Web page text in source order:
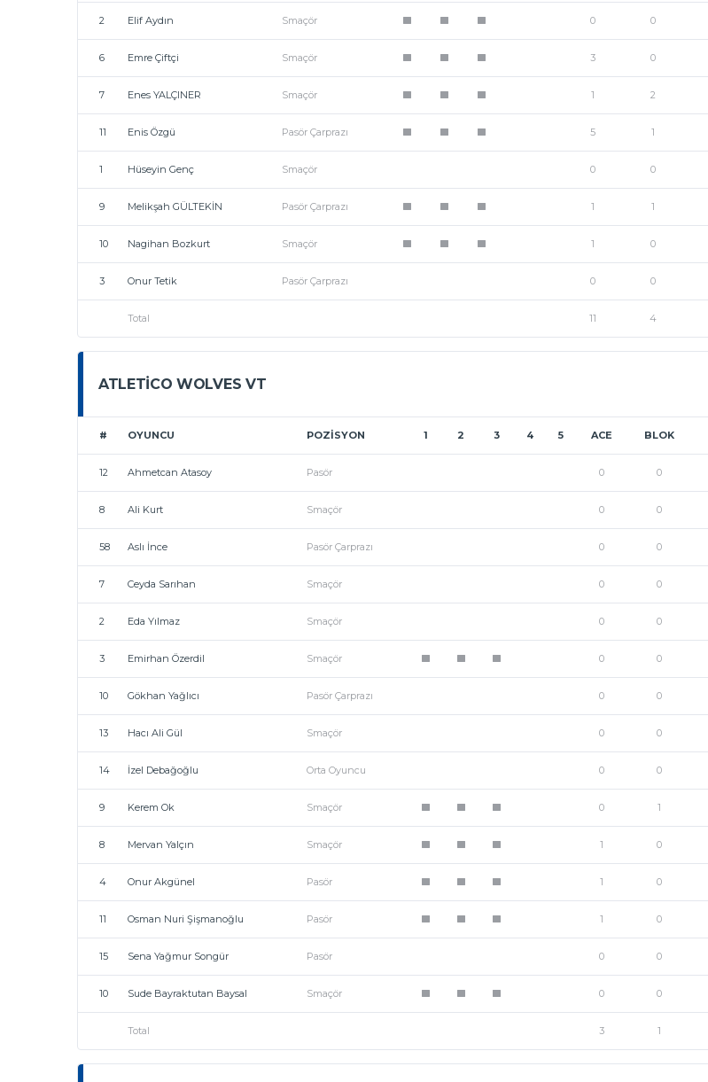
2 Elif Aydın Smaçör 0 0
6 Emre Çiftçi Smaçör 3 0
7 Enes YALÇINER Smaçör 1 2
11 Enis Özgü Pasör Çarprazı 5 1
1 Hüseyin Genç Smaçör 0 0
9 Melikşah GÜLTEKİN Pasör Çarprazı 1 1
10 Nagihan Bozkurt Smaçör 1 0
3 Onur Tetik Pasör Çarprazı 0 0
Total 11 4
ATLETICO WOLVES VT
# OYUNCU POZISYON 1 2 3 4 5 ACE BLOK
12 Ahmetcan Atasoy Pasör 0 0
8 Ali Kurt Smaçör 0 0
58 Aslı İnce Pasör Çarprazı 0 0
7 Ceyda Sarıhan Smaçör 0 0
2 Eda Yılmaz Smaçör 0 0
3 Emirhan Özerdil Smaçör 0 0
10 Gökhan Yağlıcı Pasör Çarprazı 0 0
13 Hacı Ali Gül Smaçör 0 0
14 İzel Debağoğlu Orta Oyuncu 0 0
9 Kerem Ok Smaçör 0 1
8 Mervan Yalçın Smaçör 1 0
4 Onur Akgünel Pasör 1 0
11 Osman Nuri Şişmanoğlu Pasör 1 0
15 Sena Yağmur Songür Pasör 0 0
10 Sude Bayraktutan Baysal Smaçör 0 0
Total 3 1